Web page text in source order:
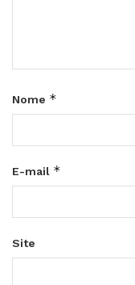
Nome *
E-mail *
Site